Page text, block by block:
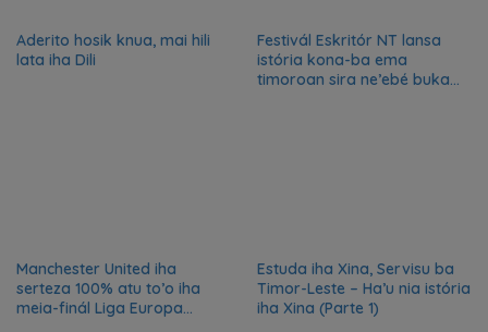
Aderito hosik knua, mai hili
lata iha Dili
Festivál Eskritór NT lansa
istória kona-ba ema
timoroan sira ne’ebé buka
Manchester United iha
serteza 100% atu to’o iha
meia-finál Liga Europa
Estuda iha Xina, Servisu ba
Timor-Leste – Ha’u nia istória
iha Xina (Parte 1)